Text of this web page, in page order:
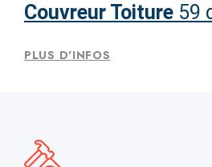
Couvreur Toiture 59
PLUS D'INFOS